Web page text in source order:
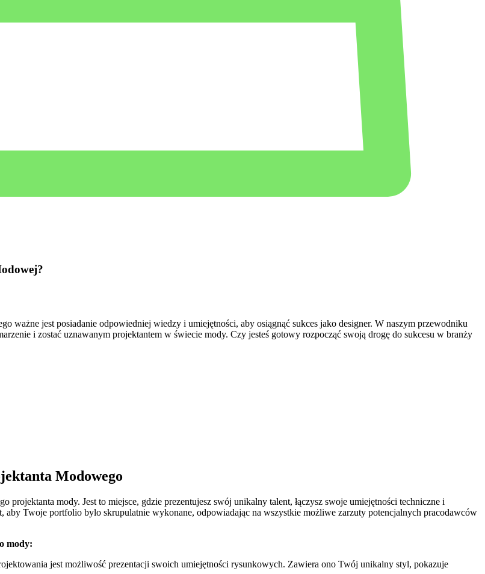
ważne⁣ jest⁤ posiadanie odpowiedniej wiedzy‌ i umiejętności, aby osiągnąć sukces ​jako designer. W‌ naszym przewodniku
i zostać ‍uznawanym⁢ projektantem w świecie ⁣mody. Czy jesteś gotowy rozpocząć swoją ‌drogę do sukcesu⁤ w branży
Modowego
mody. ⁤Jest to ⁢miejsce, gdzie prezentujesz swój unikalny talent, łączysz swoje ⁣umiejętności techniczne ⁤i‌
aby ​Twoje portfolio bylo skrupulatnie⁣ wykonane, odpowiadając ⁣na wszystkie możliwe zarzuty potencjalnych pracodawców⁢
mody:
jest‌ możliwość prezentacji swoich umiejętności⁤ rysunkowych. Zawiera ono Twój unikalny⁣ styl, pokazuje